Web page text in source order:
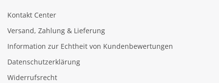
Kontakt Center
Versand, Zahlung & Lieferung
Information zur Echtheit von Kundenbewertungen
Datenschutzerklärung
Widerrufsrecht